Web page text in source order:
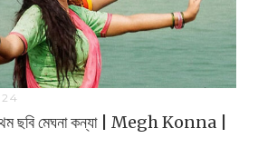
ছবি মেঘনা কন্যা | Megh Konna |